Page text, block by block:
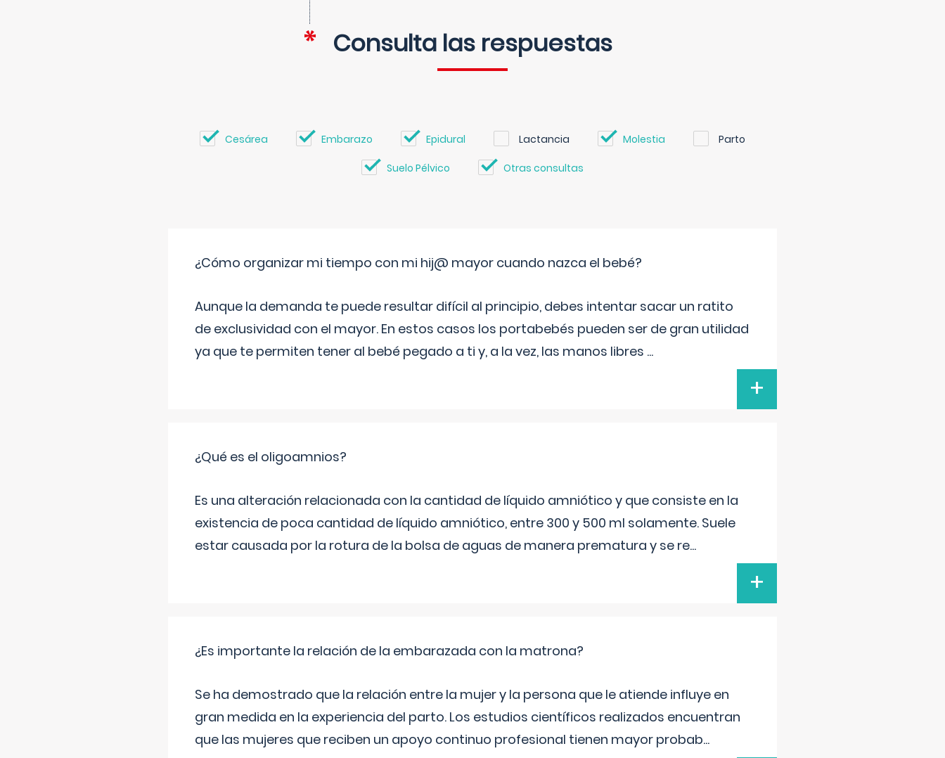
Consulta las respuestas
Cesárea Embarazo Epidural Lactancia Molestia Parto
Suelo Pélvico Otras consultas
¿Cómo organizar mi tiempo con mi hij@ mayor cuando nazca el bebé?
Aunque la demanda te puede resultar difícil al principio, debes intentar sacar un ratito
de exclusividad con el mayor. En estos casos los portabebés pueden ser de gran utilidad
ya que te permiten tener al bebé pegado a ti y, a la vez, las manos libres ...
+
¿Qué es el oligoamnios?
Es una alteración relacionada con la cantidad de líquido amniótico y que consiste en la
existencia de poca cantidad de líquido amniótico, entre 300 y 500 ml solamente. Suele
estar causada por la rotura de la bolsa de aguas de manera prematura y se re...
+
¿Es importante la relación de la embarazada con la matrona?
Se ha demostrado que la relación entre la mujer y la persona que le atiende influye en
gran medida en la experiencia del parto. Los estudios científicos realizados encuentran
que las mujeres que reciben un apoyo continuo profesional tienen mayor probab...